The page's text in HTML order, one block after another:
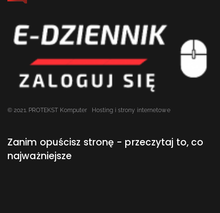
© 2021. PROTEKST Komputer Hosting i strony internetowe
Zanim opuścisz stronę - przeczytaj to, co
najważniejsze